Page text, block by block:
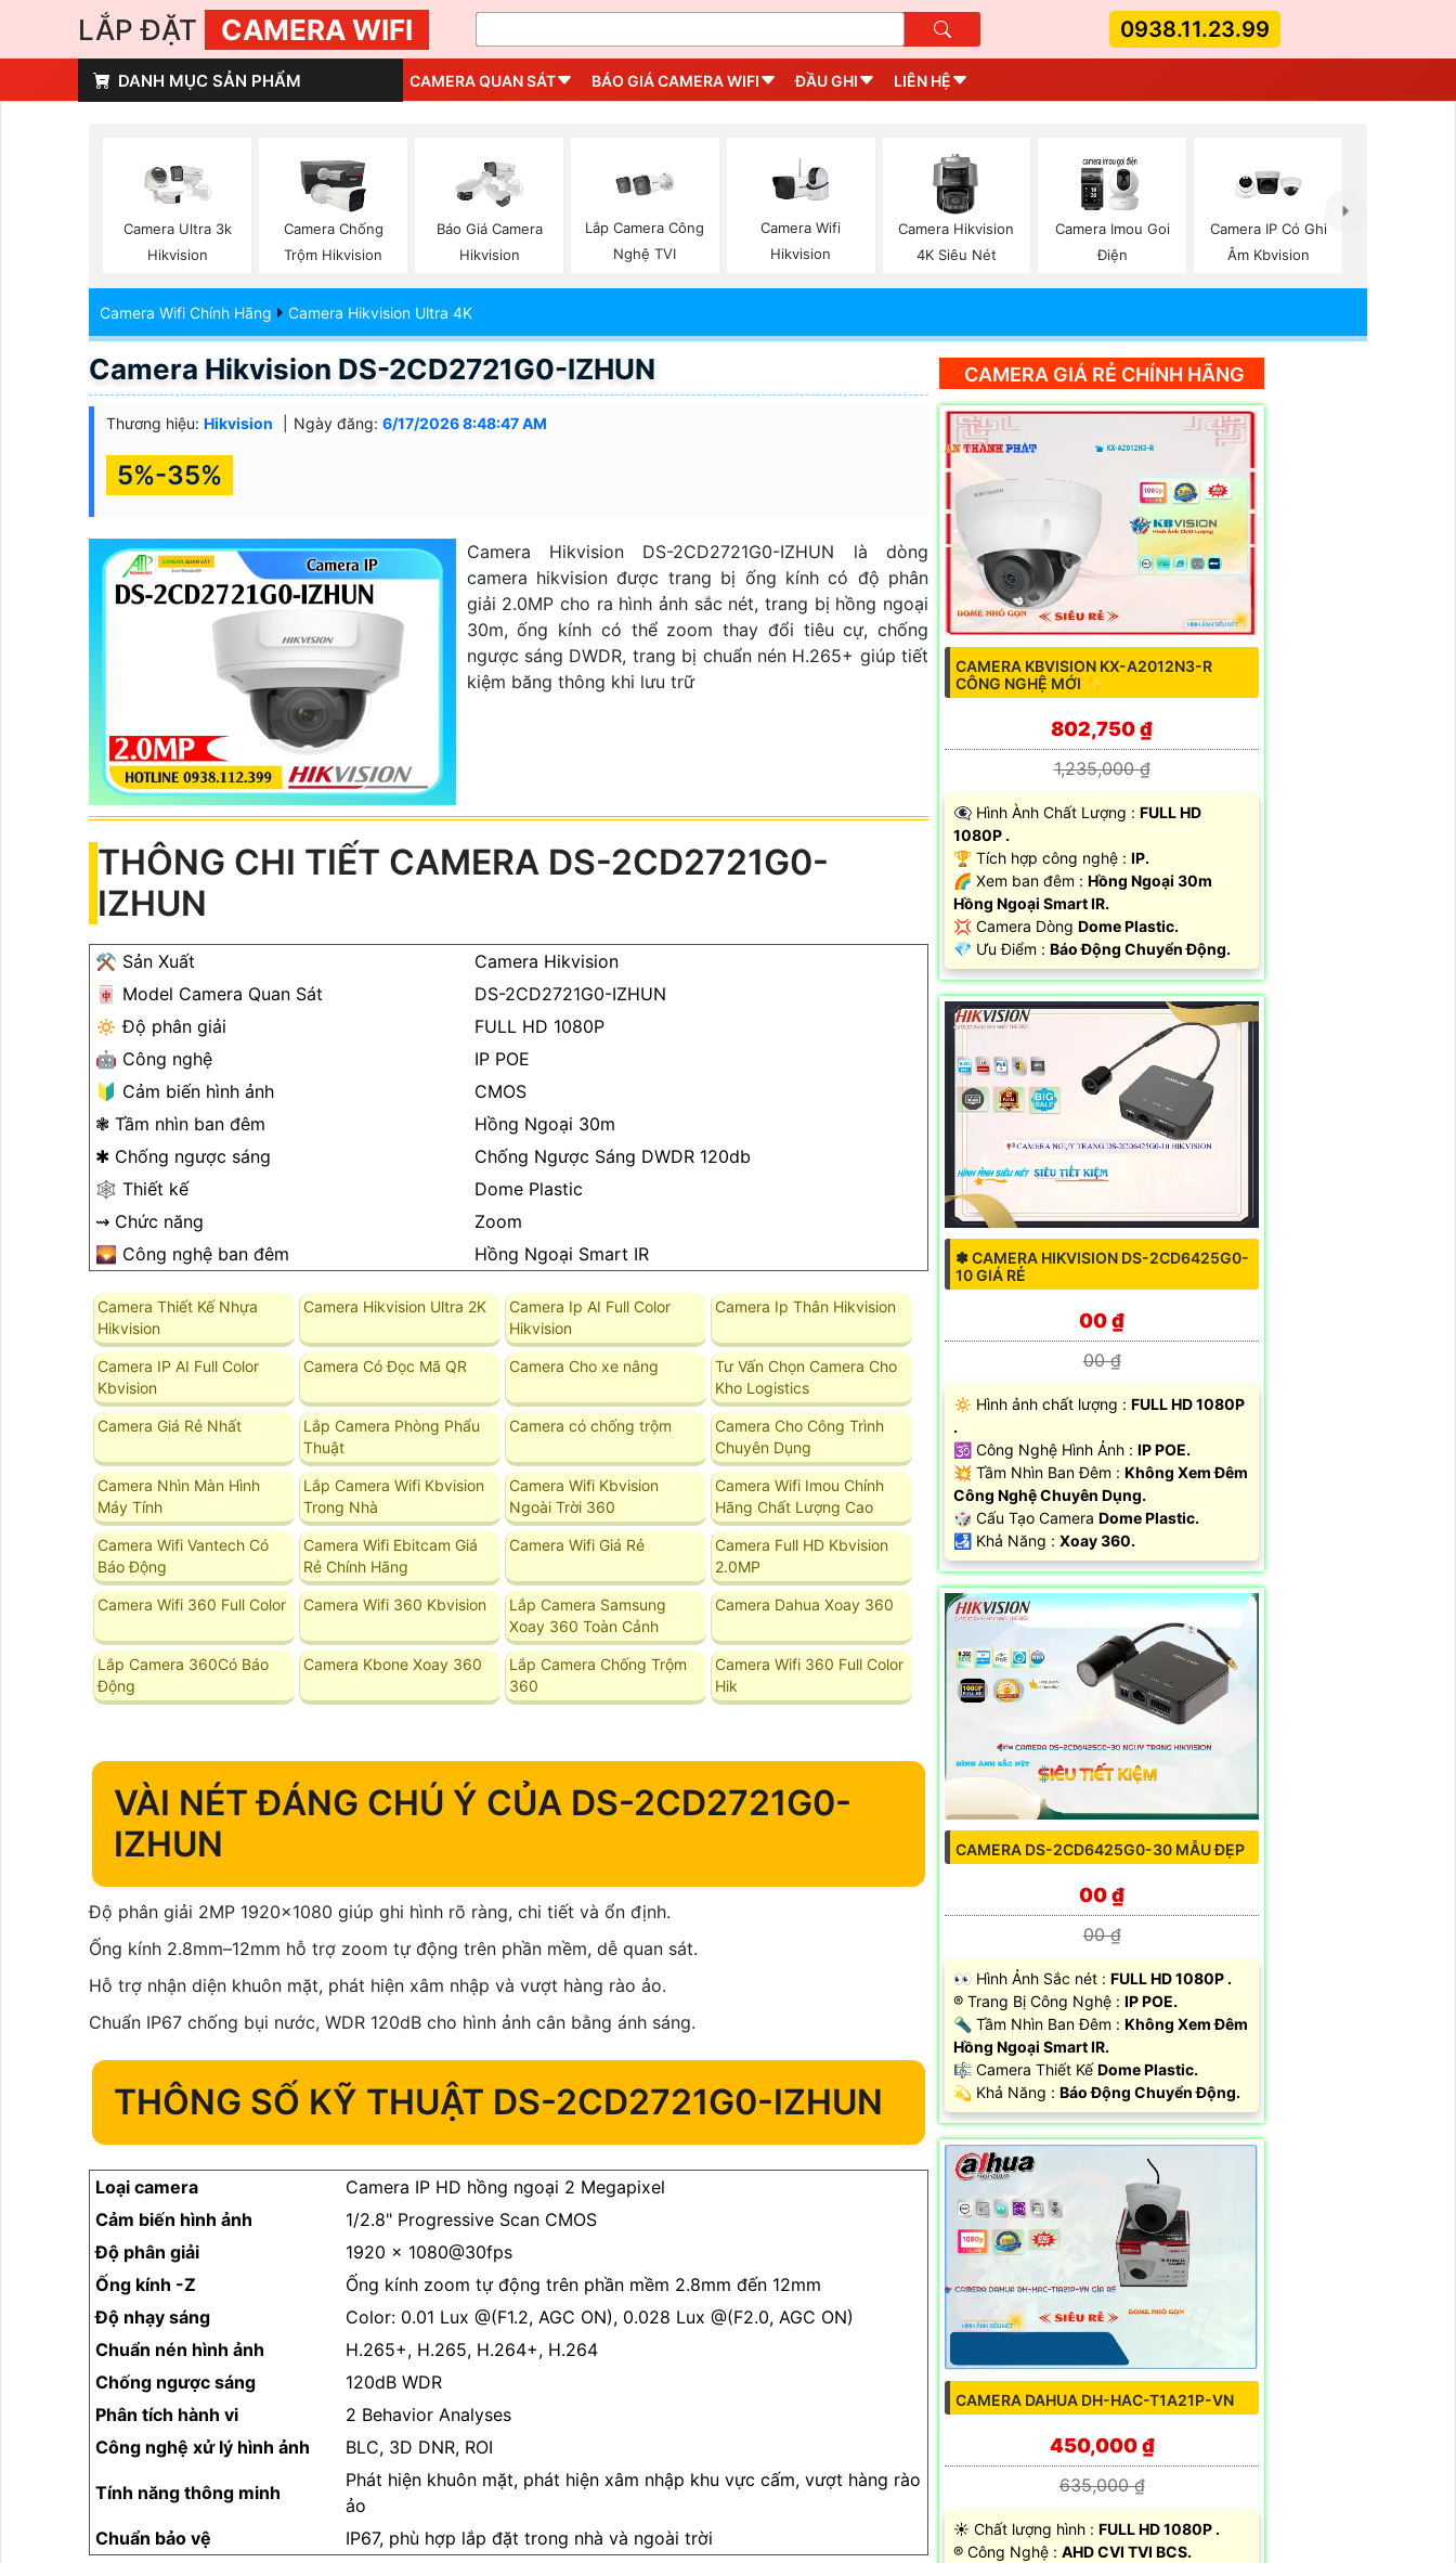
LẮP ĐẶT CAMERA WIFI 0938.11.23.99
DANH MỤC SẢN PHẨM CAMERA QUAN SÁT BÁO GIÁ CAMERA WIFI ĐẦU GHI LIÊN HỆ
Camera Ultra 3k
Hikvision
Camera Chống
Trộm Hikvision
Báo Giá Camera
Hikvision
Lắp Camera Công
Nghệ TVI
Camera Wifi
Hikvision
Camera Hikvision
4K Siêu Nét
Camera Imou Goi
Điện
Camera IP Có Ghi
Âm Kbvision
Camera Wifi Chính Hãng Camera Hikvision Ultra 4K
Camera Hikvision DS-2CD2721G0-IZHUN
Thương hiệu: Hikvision Ngày đăng: 6/17/2026 8:48:47 AM
5%-35%
Camera Hikvision DS-2CD2721G0-IZHUN là dòng
camera hikvision được trang bị ống kính có độ phân
giải 2.0MP cho ra hình ảnh sắc nét, trang bị hồng ngoại
30m, ống kính có thể zoom thay đổi tiêu cự, chống
ngược sáng DWDR, trang bị chuẩn nén H.265+ giúp tiết
kiệm băng thông khi lưu trữ
THÔNG CHI TIẾT CAMERA DS-2CD2721G0-
IZHUN
⚒ Sản Xuất
Camera Hikvision
🀄 Model Camera Quan Sát
DS-2CD2721G0-IZHUN
🔅 Độ phân giải
FULL HD 1080P
🤖️ Công nghệ
IP POE
🔰 Cảm biến hình ảnh
CMOS
❃ Tầm nhìn ban đêm
Hồng Ngoại 30m
✱ Chống ngược sáng
Chống Ngược Sáng DWDR 120db
🕸️ Thiết kế
Dome Plastic
⇝ Chức năng
Zoom
🌄 Công nghệ ban đêm
Hồng Ngoại Smart IR
Camera Thiết Kế Nhựa
Hikvision
Camera Hikvision Ultra 2K
Camera Ip AI Full Color
Hikvision
Camera Ip Thân Hikvision
Camera IP AI Full Color
Kbvision
Camera Có Đọc Mã QR Camera Cho xe nâng
Tư Vấn Chọn Camera Cho
Kho Logistics
Camera Giá Rẻ Nhất
Lắp Camera Phòng Phẩu
Thuật
Camera có chống trộm
Camera Cho Công Trình
Chuyên Dụng
Camera Nhìn Màn Hình
Máy Tính
Lắp Camera Wifi Kbvision
Trong Nhà
Camera Wifi Kbvision
Ngoài Trời 360
Camera Wifi Imou Chính
Hãng Chất Lượng Cao
Camera Wifi Vantech Có
Báo Động
Camera Wifi Ebitcam Giá
Rẻ Chính Hãng
Camera Wifi Giá Rẻ
Camera Full HD Kbvision
2.0MP
Camera Wifi 360 Full Color Camera Wifi 360 Kbvision
Lắp Camera Samsung
Xoay 360 Toàn Cảnh
Camera Dahua Xoay 360
Lắp Camera 360Có Báo
Động
Camera Kbone Xoay 360
Lắp Camera Chống Trộm
360
Camera Wifi 360 Full Color
Hik
VÀI NÉT ĐÁNG CHÚ Ý CỦA DS-2CD2721G0-
IZHUN
Độ phân giải 2MP 1920x1080 giúp ghi hình rõ ràng, chi tiết và ổn định.
Ống kính 2.8mm–12mm hỗ trợ zoom tự động trên phần mềm, dễ quan sát.
Hỗ trợ nhận diện khuôn mặt, phát hiện xâm nhập và vượt hàng rào ảo.
Chuẩn IP67 chống bụi nước, WDR 120dB cho hình ảnh cân bằng ánh sáng.
THÔNG SỐ KỸ THUẬT DS-2CD2721G0-IZHUN
Loại camera
Camera IP HD hồng ngoại 2 Megapixel
Cảm biến hình ảnh
1/2.8" Progressive Scan CMOS
Độ phân giải
1920 × 1080@30fps
Ống kính -Z
Ống kính zoom tự động trên phần mềm 2.8mm đến 12mm
Độ nhạy sáng
Color: 0.01 Lux @(F1.2, AGC ON), 0.028 Lux @(F2.0, AGC ON)
Chuẩn nén hình ảnh
H.265+, H.265, H.264+, H.264
Chống ngược sáng
120dB WDR
Phân tích hành vi
2 Behavior Analyses
Công nghệ xử lý hình ảnh
BLC, 3D DNR, ROI
Tính năng thông minh
Phát hiện khuôn mặt, phát hiện xâm nhập khu vực cấm, vượt hàng rào
ảo
Chuẩn bảo vệ
IP67, phù hợp lắp đặt trong nhà và ngoài trời
CAMERA GIÁ RẺ CHÍNH HÃNG
CAMERA KBVISION KX-A2012N3-R
CÔNG NGHỆ MỚI ✨
802,750 ₫
1,235,000 ₫
👁️‍🗨 Hình Ành Chất Lượng : FULL HD
1080P .
🏆 Tích hợp công nghệ : IP.
🌈 Xem ban đêm : Hồng Ngoại 30m
Hồng Ngoại Smart IR.
💢 Camera Dòng Dome Plastic.
️💎 Ưu Điểm : Báo Động Chuyển Động.
✽ CAMERA HIKVISION DS-2CD6425G0-
10 GIÁ RẺ
00 ₫
00 ₫
🔅 Hình ảnh chất lượng : FULL HD 1080P
.
🕉️ Công Nghệ Hình Ảnh : IP POE.
💥 Tầm Nhìn Ban Đêm : Không Xem Đêm
Công Nghệ Chuyên Dụng.
🎲 Cấu Tạo Camera Dome Plastic.
️🛃 Khả Năng : Xoay 360.
CAMERA DS-2CD6425G0-30 MẪU ĐẸP
00 ₫
00 ₫
️👀 Hình Ảnh Sắc nét : FULL HD 1080P .
®️ Trang Bị Công Nghệ : IP POE.
🔦 Tầm Nhìn Ban Đêm : Không Xem Đêm
Hồng Ngoại Smart IR.
🎼️ Camera Thiết KếDome Plastic.
️💫 Khả Năng : Báo Động Chuyển Động.
CAMERA DAHUA DH-HAC-T1A21P-VN
450,000 ₫
635,000 ₫
☀️ Chất lượng hình : FULL HD 1080P .
®️ Công Nghệ : AHD CVI TVI BCS.